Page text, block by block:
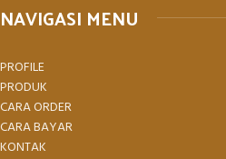
NAVIGASI MENU
PROFILE
PRODUK
CARA ORDER
CARA BAYAR
KONTAK